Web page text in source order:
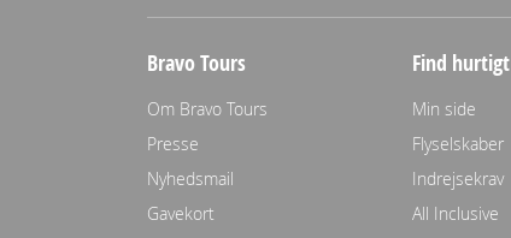
Bravo Tours
Om Bravo Tours
Presse
Nyhedsmail
Gavekort
Find hurtigt
Min side
Flyselskaber
Indrejsekrav
All Inclusive